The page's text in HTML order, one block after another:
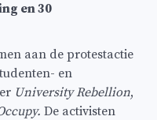
en 30
aan de protestactie
en
University Rebellion,
De activisten